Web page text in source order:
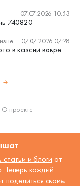
07.07.2026 10:53
740820
Гость 2084, Ботаническая 3 (ПИК, бизнес-класс) 07.07.2026 07:28
проверьте, сдал ли пик хоть чтото в казани вовремя?
О проекте
статьи и блоги от
Теперь каждый
поделиться своим